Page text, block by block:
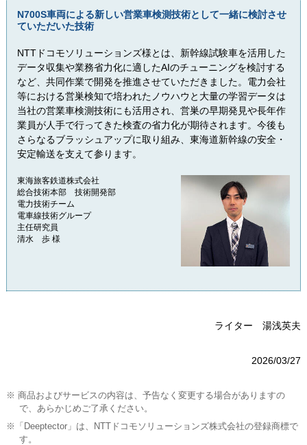
N700S車両による新しい営業車検測技術として一緒に検討させ
ていただいた技術
NTTドコモソリューションズ様とは、新幹線試験車を活用した
データ収集や業務省力化に適したAIのチューニングを検討する
など、共同作業で開発を推進させていただきました。電力会社
等における営巣検知で培われたノウハウと大量の学習データは
当社の営業車検測技術にも活用され、営巣の早期発見や長年作
業員が人手で行ってきた検査の省力化が期待されます。今後も
さらなるブラッシュアップに取り組み、東海道新幹線の安全・
安定輸送を支えて参ります。
東海旅客鉄道株式会社
総合技術本部 技術開発部
電力技術チーム
電車線技術グループ
主任研究員
清水 歩 様
ライター 湯浅英夫
2026/03/27
※ 商品およびサービスの内容は、予告なく変更する場合がありますの
で、あらかじめご了承ください。
※「Deeptector」は、NTTドコモソリューションズ株式会社の登録商標で
す。